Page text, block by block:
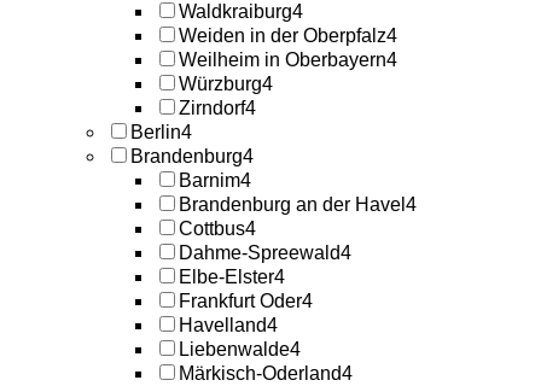
Waldkraiburg4
Weiden in der Oberpfalz4
Weilheim in Oberbayern4
Würzburg4
Zirndorf4
Berlin4
Brandenburg4
Barnim4
Brandenburg an der Havel 4
Cottbus4
Dahme-Spreewald4
Elbe-Elster4
Frankfurt Oder4
Havelland4
Liebenwalde4
Märkisch-Oderland4